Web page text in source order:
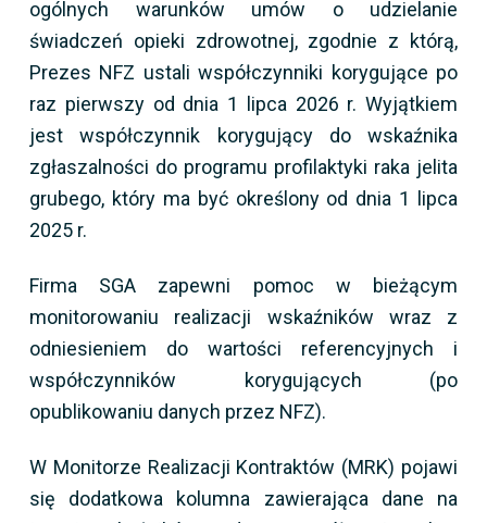
ogólnych warunków umów o udzielanie
świadczeń opieki zdrowotnej, zgodnie z którą,
Prezes NFZ ustali współczynniki korygujące po
raz pierwszy od dnia 1 lipca 2026 r. Wyjątkiem
jest współczynnik korygujący do wskaźnika
zgłaszalności do programu profilaktyki raka jelita
grubego, który ma być określony od dnia 1 lipca
2025 r.
Firma SGA zapewni pomoc w bieżącym
monitorowaniu realizacji wskaźników wraz z
odniesieniem do wartości referencyjnych i
współczynników korygujących (po
opublikowaniu danych przez NFZ).
W Monitorze Realizacji Kontraktów (MRK) pojawi
się dodatkowa kolumna zawierająca dane na